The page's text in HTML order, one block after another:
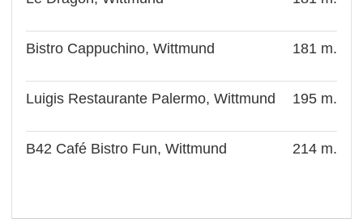
Bistro Cappuchino, Wittmund 181 m.
Luigis Restaurante Palermo, Wittmund 195 m.
B42 Café Bistro Fun, Wittmund 214 m.